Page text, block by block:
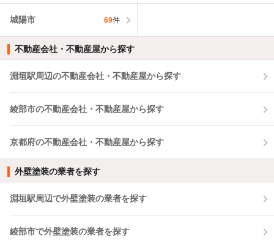
城陽市 69件
不動産会社・不動産屋から探す
淵垣駅周辺の不動産会社・不動産屋から探す
綾部市の不動産会社・不動産屋から探す
京都府の不動産会社・不動産屋から探す
外壁塗装の業者を探す
淵垣駅周辺で外壁塗装の業者を探す
綾部市で外壁塗装の業者を探す